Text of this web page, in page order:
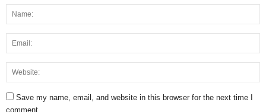
Save my name, email, and website in this browser for the next time I
comment.